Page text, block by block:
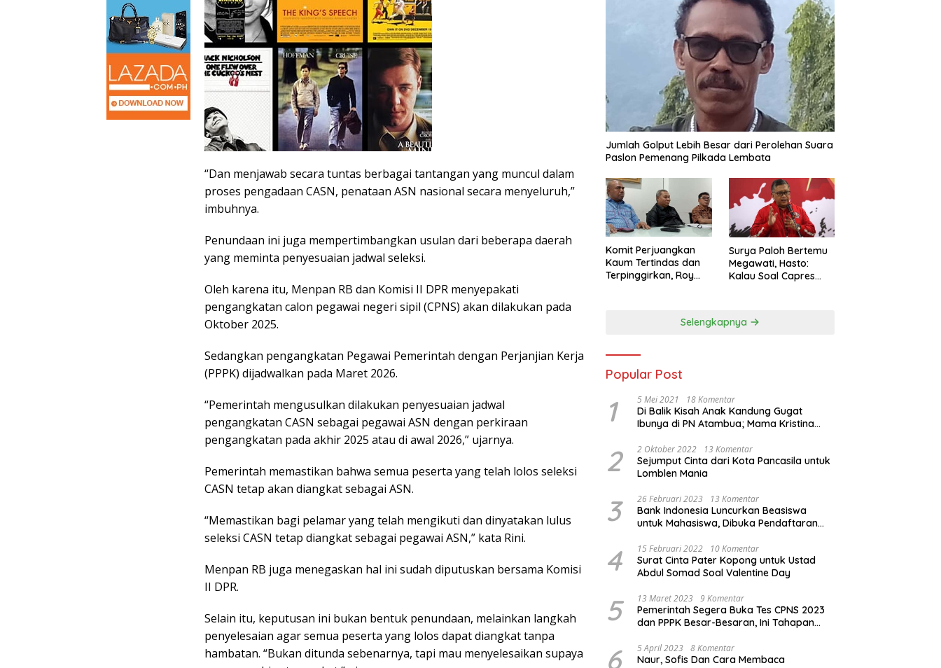
“Dan menjawab secara tuntas berbagai tantangan yang muncul dalam
proses pengadaan CASN, penataan ASN nasional secara menyeluruh,”
imbuhnya.
Penundaan ini juga mempertimbangkan usulan dari beberapa daerah
yang meminta penyesuaian jadwal seleksi.
Oleh karena itu, Menpan RB dan Komisi II DPR menyepakati
pengangkatan calon pegawai negeri sipil (CPNS) akan dilakukan pada
Oktober 2025.
Sedangkan pengangkatan Pegawai Pemerintah dengan Perjanjian Kerja
(PPPK) dijadwalkan pada Maret 2026.
“Pemerintah mengusulkan dilakukan penyesuaian jadwal
pengangkatan CASN sebagai pegawai ASN dengan perkiraan
pengangkatan pada akhir 2025 atau di awal 2026,” ujarnya.
Pemerintah memastikan bahwa semua peserta yang telah lolos seleksi
CASN tetap akan diangkat sebagai ASN.
“Memastikan bagi pelamar yang telah mengikuti dan dinyatakan lulus
seleksi CASN tetap diangkat sebagai pegawai ASN,” kata Rini.
Menpan RB juga menegaskan hal ini sudah diputuskan bersama Komisi
II DPR.
Selain itu, keputusan ini bukan bentuk penundaan, melainkan langkah
penyelesaian agar semua peserta yang lolos dapat diangkat tanpa
hambatan. “Bukan ditunda sebenarnya, tapi mau menyelesaikan supaya
Jumlah Golput Lebih Besar dari Perolehan Suara
Paslon Pemenang Pilkada Lembata
Komit Perjuangkan
Kaum Tertindas dan
Terpinggirkan, Roy
Surya Paloh Bertemu
Megawati, Hasto:
Kalau Soal Capres
Selengkapnya
Popular Post
1 5 Mei 2021 18 Komentar
Di Balik Kisah Anak Kandung Gugat
Ibunya di PN Atambua; Mama Kristina
2 2 Oktober 2022 13 Komentar
Sejumput Cinta dari Kota Pancasila untuk
Lomblen Mania
3 26 Februari 2023 13 Komentar
Bank Indonesia Luncurkan Beasiswa
untuk Mahasiswa, Dibuka Pendaftaran
4 15 Februari 2022 10 Komentar
Surat Cinta Pater Kopong untuk Ustad
Abdul Somad Soal Valentine Day
5 13 Maret 2023 9 Komentar
Pemerintah Segera Buka Tes CPNS 2023
dan PPPK Besar-Besaran, Ini Tahapan
6 5 April 2023 8 Komentar
Naur, Sofis Dan Cara Membaca